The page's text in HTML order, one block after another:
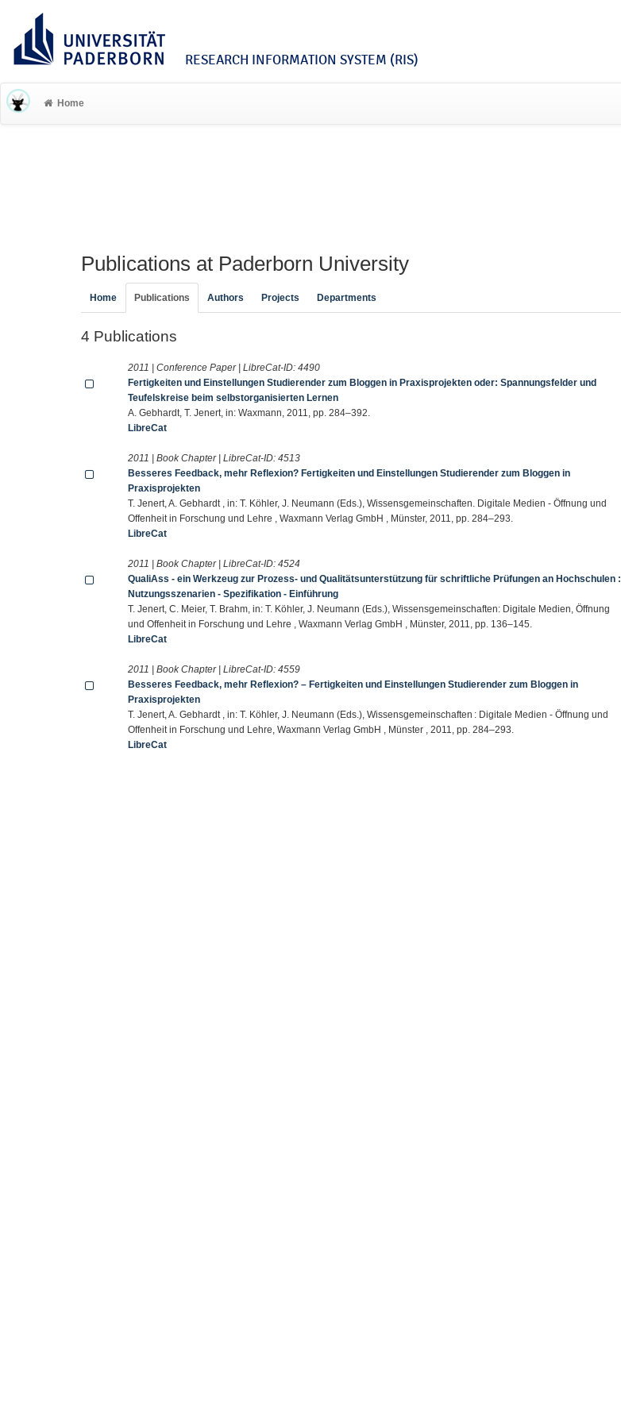
RESEARCH INFORMATION SYSTEM (RIS)
Home
Publications at Paderborn University
Home Publications Authors Projects Departments
4 Publications
2011 | Conference Paper | LibreCat-ID:4490
Fertigkeiten und Einstellungen Studierender zum Bloggen in Praxisprojekten oder: Spannungsfelder und
Teufelskreise beim selbstorganisierten Lernen
A. Gebhardt, T. Jenert, in: Waxmann, 2011, pp. 284–392.
LibreCat
2011 | Book Chapter | LibreCat-ID:4513
Besseres Feedback, mehr Reflexion? Fertigkeiten und Einstellungen Studierender zum Bloggen in
Praxisprojekten
T. Jenert, A. Gebhardt , in: T. Köhler, J. Neumann (Eds.), Wissensgemeinschaften. Digitale Medien - Öffnung und
Offenheit in Forschung und Lehre , Waxmann Verlag GmbH , Münster, 2011, pp. 284–293.
LibreCat
2011 | Book Chapter | LibreCat-ID:4524
QualiAss - ein Werkzeug zur Prozess- und Qualitätsunterstützung für schriftliche Prüfungen an Hochschulen :
Nutzungsszenarien - Spezifikation - Einführung
T. Jenert, C. Meier, T. Brahm, in: T. Köhler, J. Neumann (Eds.), Wissensgemeinschaften: Digitale Medien, Öffnung
und Offenheit in Forschung und Lehre , Waxmann Verlag GmbH , Münster, 2011, pp. 136–145.
LibreCat
2011 | Book Chapter | LibreCat-ID:4559
Besseres Feedback, mehr Reflexion? – Fertigkeiten und Einstellungen Studierender zum Bloggen in
Praxisprojekten
T. Jenert, A. Gebhardt , in: T. Köhler, J. Neumann (Eds.), Wissensgemeinschaften : Digitale Medien - Öffnung und
Offenheit in Forschung und Lehre, Waxmann Verlag GmbH , Münster , 2011, pp. 284–293.
LibreCat